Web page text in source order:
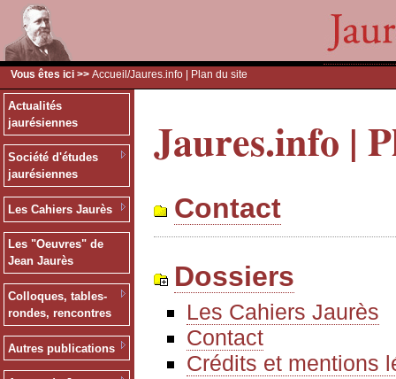
Vous êtes ici >> Accueil /Jaures.info | Plan du site
Actualités
jaurésiennes
Société d'études
jaurésiennes
Les Cahiers Jaurès
Les "Oeuvres" de
Jean Jaurès
Colloques, tables-
rondes, rencontres
Autres publications
Jaures.info |
Contact
Dossiers
Les Cahiers Jaurès
Contact
Crédits et mentions